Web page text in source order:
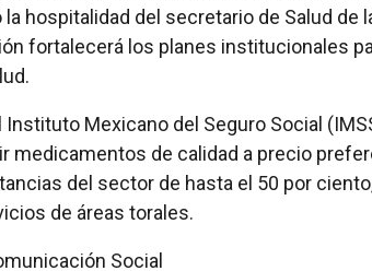
la hospitalidad del secretario de Salud de
fortalecerá los planes institucionales
Instituto Mexicano del Seguro Social
medicamentos de calidad a precio
del sector de hasta el 50 por
de áreas torales.
Social